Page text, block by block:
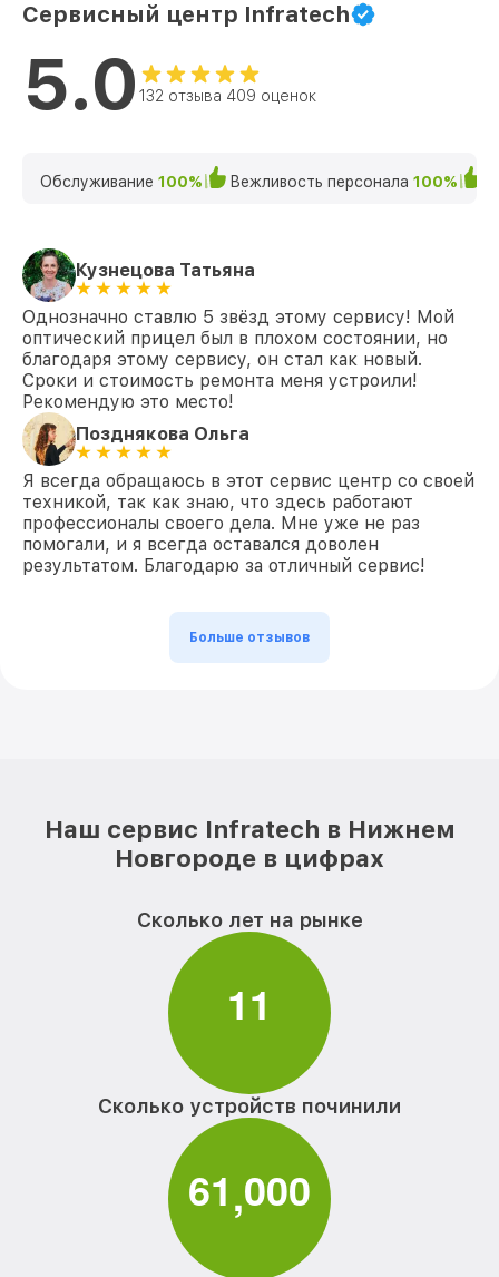
Сервисный центр Infratech
5.0 132 отзыва 409 оценок
Обслуживание 100% Вежливость персонала 100%
Кузнецова Татьяна
Однозначно ставлю 5 звёзд этому сервису! Мой
оптический прицел был в плохом состоянии, но
благодаря этому сервису, он стал как новый.
Сроки и стоимость ремонта меня устроили!
Рекомендую это место!
Позднякова Ольга
Я всегда обращаюсь в этот сервис центр со своей
техникой, так как знаю, что здесь работают
профессионалы своего дела. Мне уже не раз
помогали, и я всегда оставался доволен
результатом. Благодарю за отличный сервис!
Больше отзывов
Наш сервис Infratech в Нижнем
Новгороде в цифрах
Сколько лет на рынке
11
Сколько устройств починили
61,000